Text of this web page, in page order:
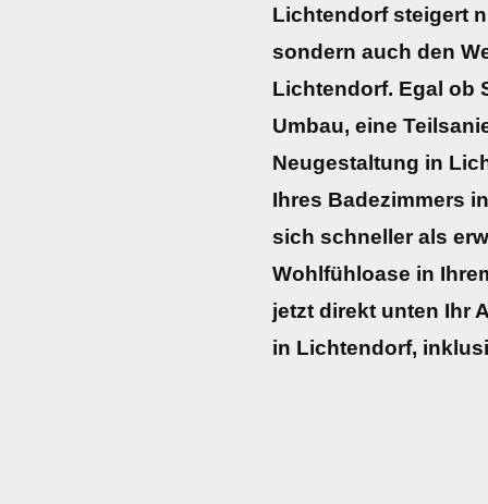
Lichtendorf steigert
sondern auch den
Lichtendorf. Egal ob
Umbau, eine
Neugestaltung in
Ihres Badezimmers
sich schneller als
Wohlfühloase in
jetzt direkt unten Ihr
in Lichtendorf,